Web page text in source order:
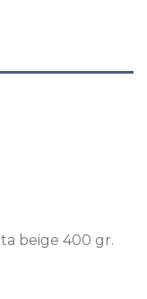
beige 400 gr.